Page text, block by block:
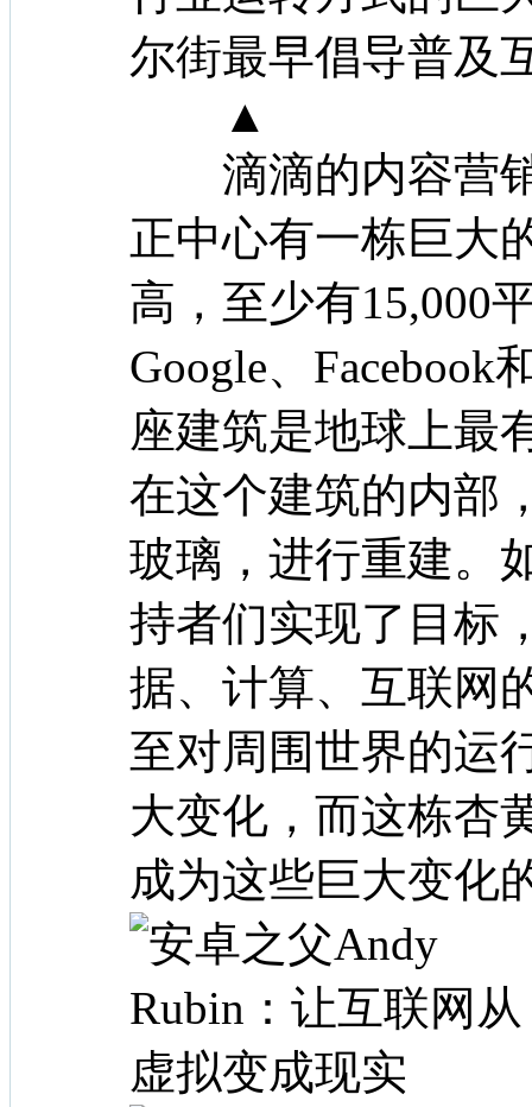
尔街最早倡导普及
▲
滴滴的内容营销
正中心有一栋巨大
高，至少有15,000
Google、Facebook
座建筑是地球上最
在这个建筑的内部
玻璃，进行重建。
持者们实现了目标
据、计算、互联网
至对周围世界的运
大变化，而这栋杏
成为这些巨大变化